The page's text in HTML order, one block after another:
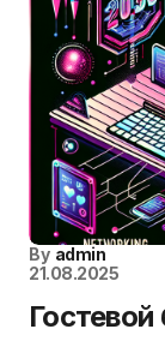
By admin
21.08.2025